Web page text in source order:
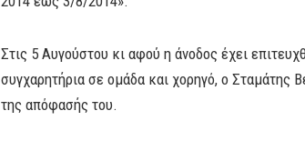
Στις 5 Αυγούστου κι αφού η άνοδος έχει
συγχαρητήρια σε ομάδα και χορηγό, ο Σταμάτης
της απόφασής του.